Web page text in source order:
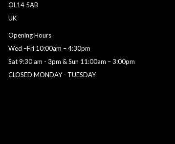
OL14 5AB
UK
Opening Hours
Wed –Fri 10:00am – 4:30pm
Sat 9:30 am - 3pm & Sun 11:00am – 3:00pm
CLOSED MONDAY - TUESDAY